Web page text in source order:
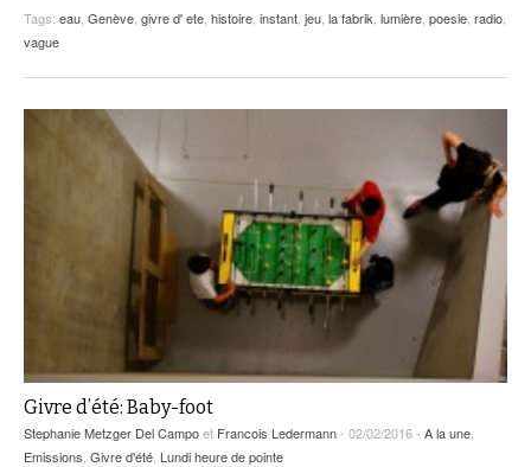
Tags: eau Genève givre d' ete histoire instant jeu la fabrik lumière poesie radio
vague
Givre d’été: Baby-foot
Stephanie Metzger Del Campoet Francois Ledermann- 02/02/2016 - A la une
Emissions Givre d'été Lundi heure de pointe